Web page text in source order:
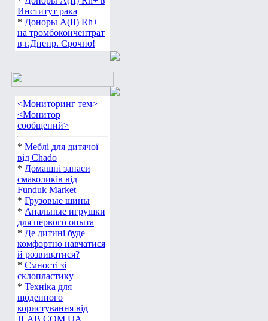
Институт рака
* Доноры А(ІІ) Rh+
на тромбокончентрат
в г.Днепр. Срочно!
<Мониторинг тем>
<Монитор
сообщений>
* Меблі для дитячої
від Chado
* Домашні запаси
смаколиків від
Funduk Market
* Грузовые шины
* Анальные игрушки
для первого опыта
* Де дитині буде
комфортно навчатися
й розвиватися?
* Ємності зі
склопластику
* Техніка для
щоденного
користування від
JLAB.COM.UA